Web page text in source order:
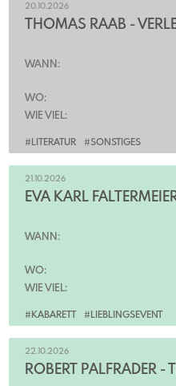
#LITERATUR #SONSTIGES
20.10.2026
WANN:
WO:
WIE VIEL:
#KABARETT #LIEBLINGSEVENT
21.10.2026
EVA KARL
WANN:
WO:
WIE VIEL:
22.10.2026
ROBERT PALFRADER -